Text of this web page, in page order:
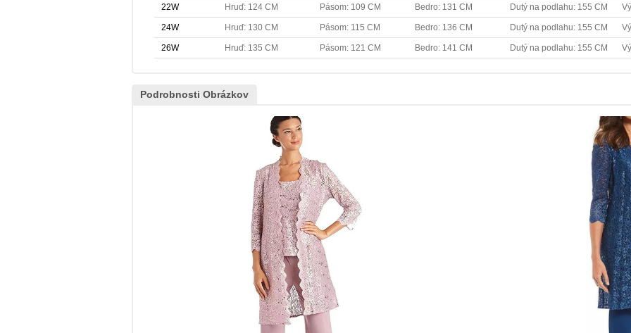
22W Hruď: 124 CM Pásom: 109 CM Bedro: 131 CM Dutý na podlahu: 155 CM
24W Hruď: 130 CM Pásom: 115 CM Bedro: 136 CM Dutý na podlahu: 155 CM
26W Hruď: 135 CM Pásom: 121 CM Bedro: 141 CM Dutý na podlahu: 155 CM
Podrobnosti Obrázkov